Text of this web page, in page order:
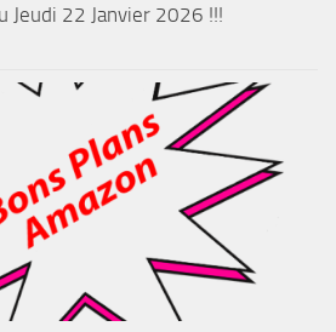
Jeudi 22 Janvier 2026 !!!